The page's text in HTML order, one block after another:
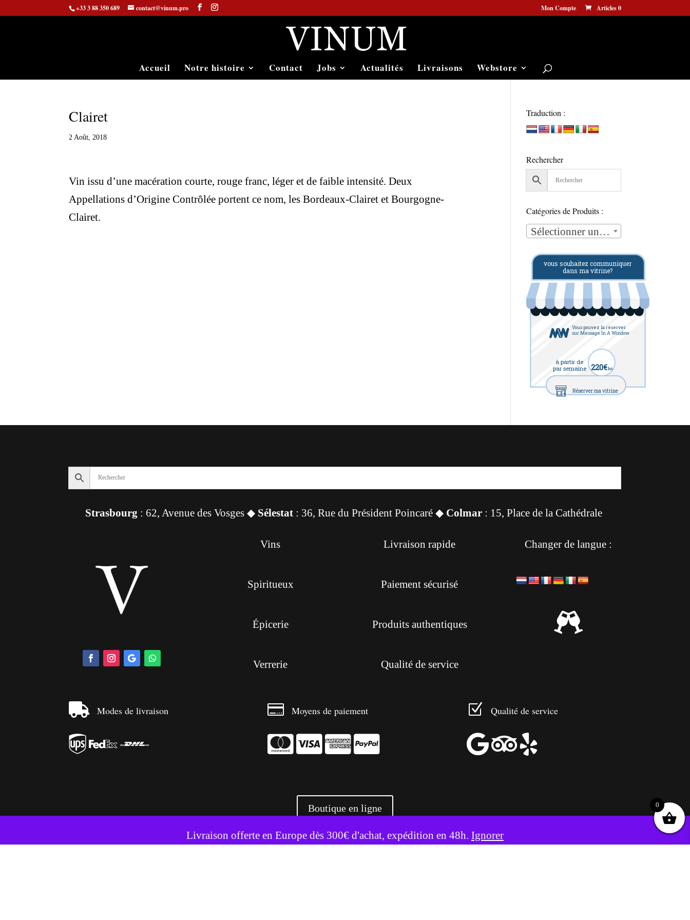
Livraison offerte en Europe dès 300€ d'achat, expédition en 48h. Ignorer
+33 3 88 350 689 contact@vinum.pro Mon Compte Articles 0
Accueil Notre histoire Contact Jobs Actualités Livraisons Webstore
Clairet
2 Août, 2018
Vin issu d’une macération courte, rouge franc, léger et de faible intensité. Deux
Appellations d’Origine Contrôlée portent ce nom, les Bordeaux-Clairet et Bourgogne-
Clairet.
Traduction :
Rechercher
Catégories de Produits :
Sélectionner une catégorie
vous souhaitez communiquer
dans ma vitrine?
Vous pouvez la réserver
sur Message In A Window
à partir de
par semaine 220€ht
Réserver ma vitrine
Strasbourg : 62, Avenue des Vosges ◆ Sélestat : 36, Rue du Président Poincaré ◆ Colmar : 15, Place de la Cathédrale
Vins
Spiritueux
Épicerie
Verrerie
Livraison rapide
Paiement sécurisé
Produits authentiques
Qualité de service
Changer de langue :

 Modes de livraison

 Moyens de paiement
  
Z Qualité de service

Boutique en ligne
+ 3500 références livrées partout en Europe
Ce site utilise des cookies pour améliorer votre expérience. Accepter Refuser
0